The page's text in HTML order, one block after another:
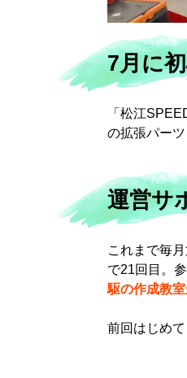
7月に
「松江
の拡張パー
運営サ
これまで毎
で21回目。
駆の作成教
前回はじめ